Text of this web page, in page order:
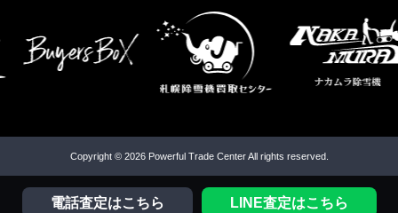
電話査定はこちら LINE査定はこちら
Copyright © 2026 Powerful Trade Center All rights reserved.